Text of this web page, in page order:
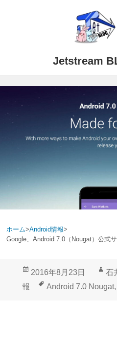
Jetstream
ホーム>Android情報>
Google、Android 7.0（Nougat）公式
投
2016年8月23日
作
成
石
報
タ
Android 7.0 Nougat,